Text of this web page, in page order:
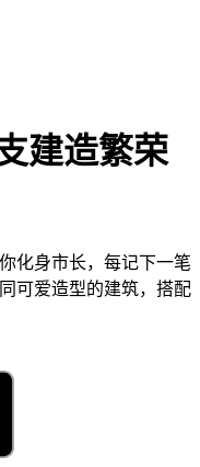
建造繁荣
化身市长，每记下一笔
可爱造型的建筑，搭配